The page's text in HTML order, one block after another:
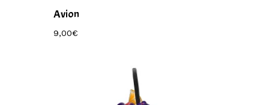
Avion
9,00€
9,00